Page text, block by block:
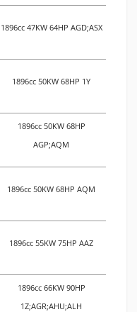
1896cc 47KW 64HP AGD;ASX
1896cc 50KW 68HP 1Y
1896cc 50KW 68HP
AGP;AQM
1896cc 50KW 68HP AQM
1896cc 55KW 75HP AAZ
1896cc 66KW 90HP
1Z;AGR;AHU;ALH